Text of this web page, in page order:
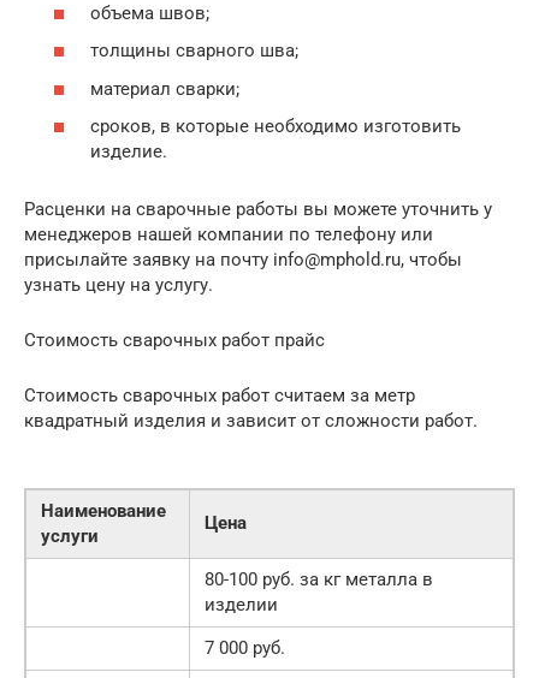
объема швов;
толщины сварного шва;
материал сварки;
сроков, в которые необходимо изготовить
изделие.
Расценки на сварочные работы вы можете уточнить у
менеджеров нашей компании по телефону или
присылайте заявку на почту info@mphold.ru, чтобы
узнать цену на услугу.
Стоимость сварочных работ прайс
Стоимость сварочных работ считаем за метр
квадратный изделия и зависит от сложности работ.
Наименование
услуги
Цена
80-100 руб. за кг металла в
изделии
7 000 руб.